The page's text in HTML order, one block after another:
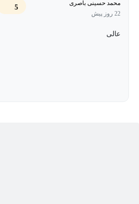
صحنه‌های معماری را برای رندر نهایی
خروجی حرفه‌ای برای ارائه به کارفرما
محمد حسینی باصری
22 روز پیش
5
عالی